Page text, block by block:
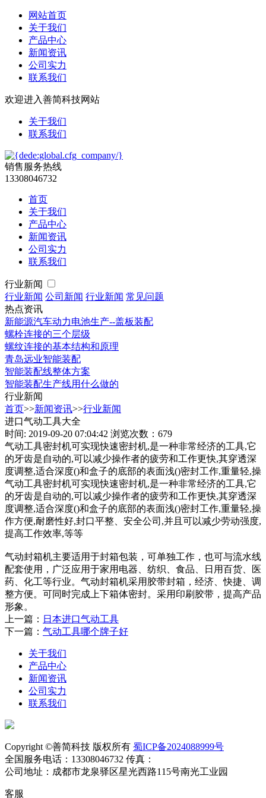
网站首页
关于我们
产品中心
新闻资讯
公司实力
联系我们
欢迎进入善简科技网站
关于我们
联系我们
销售服务热线
13308046732
首页
关于我们
产品中心
新闻资讯
公司实力
联系我们
行业新闻
行业新闻 公司新闻 行业新闻 常见问题
热点资讯
新能源汽车动力电池生产--盖板装配
螺栓连接的三个层级
螺纹连接的基本结构和原理
青岛远业智能装配
智能装配线整体方案
智能装配生产线用什么做的
行业新闻
首页>>新闻资讯>>行业新闻
进口气动工具大全
时间: 2019-09-20 07:04:42 浏览次数：679
气动工具密封机可实现快速密封机,是一种非常经济的工具,它
的牙齿是自动的,可以减少操作者的疲劳和工作更快,其穿透深
度调整,适合深度()和盒子的底部的表面浅()密封工作,重量轻,操
气动工具密封机可实现快速密封机,是一种非常经济的工具,它
的牙齿是自动的,可以减少操作者的疲劳和工作更快,其穿透深
度调整,适合深度()和盒子的底部的表面浅()密封工作,重量轻,操
作方便,耐磨性好,封口平整、安全公司,并且可以减少劳动强度,
提高工作效率,等等
气动封箱机主要适用于封箱包装，可单独工作，也可与流水线
配套使用，广泛应用于家用电器、纺织、食品、日用百货、医
药、化工等行业。气动封箱机采用胶带封箱，经济、快捷、调
整方便。可同时完成上下箱体密封。采用印刷胶带，提高产品
形象。
上一篇： 日本进口气动工具
下一篇： 气动工具哪个牌子好
关于我们
产品中心
新闻资讯
公司实力
联系我们
Copyright ©善简科技 版权所有 蜀ICP备2024088999号
全国服务电话：13308046732 传真：
公司地址：成都市龙泉驿区星光西路115号南光工业园
客服